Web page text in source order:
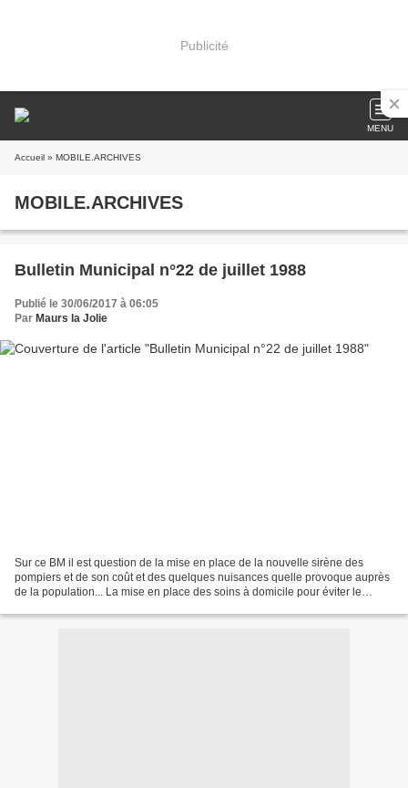
Publicité
MENU
Accueil » MOBILE.ARCHIVES
MOBILE.ARCHIVES
Bulletin Municipal n°22 de juillet 1988
Publié le 30/06/2017 à 06:05
Par Maurs la Jolie
Sur ce BM il est question de la mise en place de la nouvelle sirène des
pompiers et de son coût et des quelques nuisances quelle provoque auprès
de la population... La mise en place des soins à domicile pour éviter le